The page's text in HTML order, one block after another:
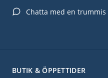
BUTIK & ÖPPETTIDER
Chatta med en trummis